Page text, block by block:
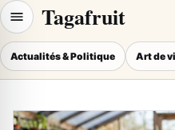
Tagafruit
Actualités & Politique Art de